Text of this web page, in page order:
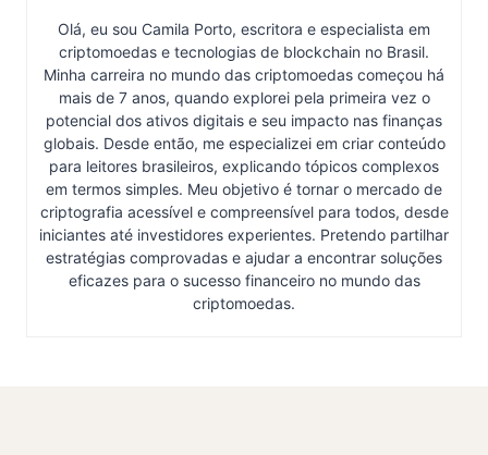
Olá, eu sou Camila Porto, escritora e especialista em
criptomoedas e tecnologias de blockchain no Brasil.
Minha carreira no mundo das criptomoedas começou há
mais de 7 anos, quando explorei pela primeira vez o
potencial dos ativos digitais e seu impacto nas finanças
globais. Desde então, me especializei em criar conteúdo
para leitores brasileiros, explicando tópicos complexos
em termos simples. Meu objetivo é tornar o mercado de
criptografia acessível e compreensível para todos, desde
iniciantes até investidores experientes. Pretendo partilhar
estratégias comprovadas e ajudar a encontrar soluções
eficazes para o sucesso financeiro no mundo das
criptomoedas.